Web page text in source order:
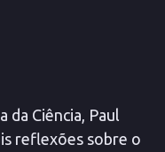
da Ciência, Paul
reflexões sobre o